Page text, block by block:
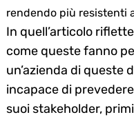
rendendo più resistenti
In quell’articolo
come queste fanno
un’azienda di queste
incapace di
suoi stakeholder,